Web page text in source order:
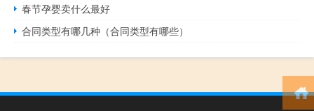
春节孕婴卖什么最好
合同类型有哪几种（合同类型有哪些）